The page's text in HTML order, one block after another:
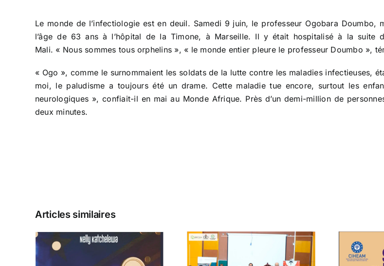
Le monde de l’infectiologie est en deuil. Samedi 9 juin, le professeur Ogobara Doumbo,
l’âge de 63 ans à l’hôpital de la Timone, à Marseille. Il y était hospitalisé à la suite
Mali. « Nous sommes tous orphelins », « le monde entier pleure le professeur Doumbo »,
« Ogo », comme le surnommaient les soldats de la lutte contre les maladies infectieuses,
moi, le paludisme a toujours été un drame. Cette maladie tue encore, surtout les
neurologiques », confiait-il en mai au Monde Afrique. Près d’un demi-million de
deux minutes.
Articles similaires